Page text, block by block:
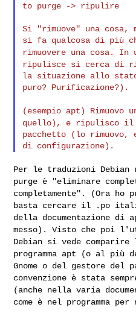
to purge -> ripulire
Si "rimuove" una cosa,
rimuovere una cosa. In
ripulisce si cerca di
la situazione allo
puro? Purificazione?).
(esempio apt) Rimuovo
quello), e ripulisco il
pacchetto (lo
Per le traduzioni
purge è "eliminare
completamente".
(Ora ho
basta cercare il .po
della documentazione di
messo).Visto che poi
Debian si vede comparire
programma apt (o al più
Gnome o del gestore del
convenzione è stata
(anche nella varia
come è nel programma